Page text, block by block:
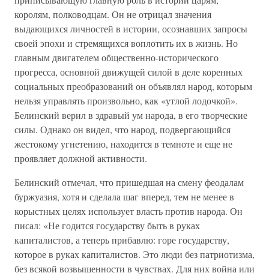
королям, полководцам. Он не отрицал значения
выдающихся личностей в истории, осознавших запросы
своей эпохи и стремящихся воплотить их в жизнь. Но
главным двигателем общественно-исторического
прогресса, основной движущей силой в деле коренных
социальных преобразований он объявлял народ, которым
нельзя управлять произвольно, как «утлой лодочкой».
Белинский верил в здравый ум народа, в его творческие
силы. Однако он видел, что народ, подвергающийся
жестокому угнетению, находится в темноте и еще не
проявляет должной активности.
Белинский отмечал, что пришедшая на смену феодалам
буржуазия, хотя и сделала шаг вперед, тем не менее в
корыстных целях использует власть против народа. Он
писал: «Не годится государству быть в руках
капиталистов, а теперь прибавлю: горе государству,
которое в руках капиталистов. Это люди без патриотизма,
без всякой возвышенности в чувствах. Для них война или